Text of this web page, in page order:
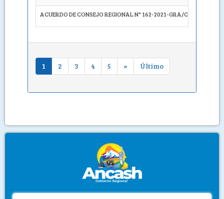
ACUERDO DE CONSEJO REGIONAL N° 162-2021-GRA/CR
1 2 3 4 5 » Último